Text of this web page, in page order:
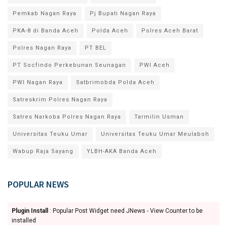
Pemkab Nagan Raya Pj Bupati Nagan Raya
PKA-8 di Banda Aceh Polda Aceh Polres Aceh Barat
Polres Nagan Raya PT BEL
PT Socfindo Perkebunan Seunagan PWI Aceh
PWI Nagan Raya Satbrimobda Polda Aceh
Satreskrim Polres Nagan Raya
Satres Narkoba Polres Nagan Raya Tarmilin Usman
Universitas Teuku Umar Universitas Teuku Umar Meulaboh
Wabup Raja Sayang YLBH-AKA Banda Aceh
POPULAR NEWS
Plugin Install
: Popular Post Widget need JNews - View Counter to be
installed